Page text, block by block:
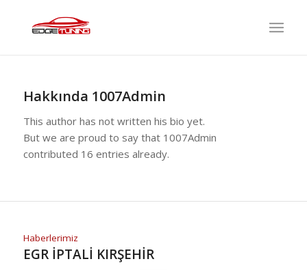
Hakkında 1007Admin
This author has not written his bio yet.
But we are proud to say that 1007Admin
contributed 16 entries already.
Haberlerimiz
EGR İPTALİ KIRŞEHİR